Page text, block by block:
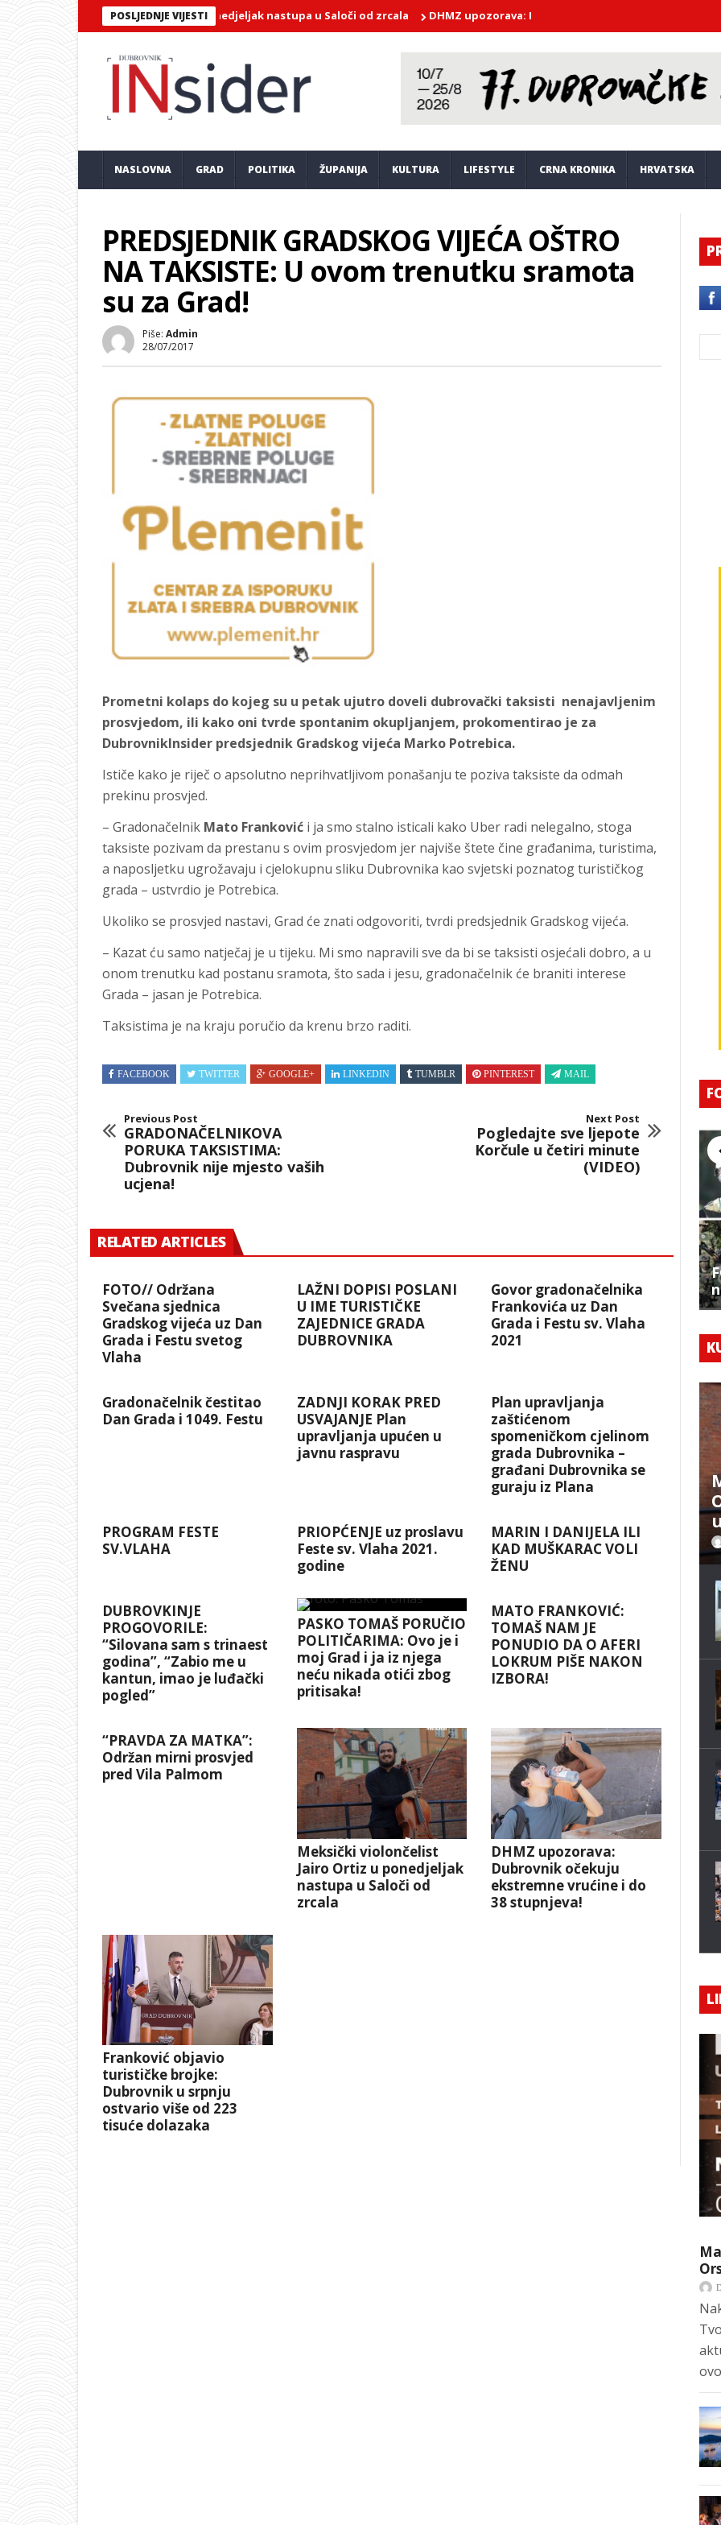
POSLJEDNJE VIJESTI
violončelist Jairo Ortiz u ponedjeljak nastupa u Saloči od zrcala DHMZ upozorava: Dubrovnik očekuju ekstremne vrućine i do
NASLOVNA GRAD POLITIKA ŽUPANIJA KULTURA LIFESTYLE CRNA KRONIKA HRVATSKA
PREDSJEDNIK GRADSKOG VIJEĆA OŠTRO
NA TAKSISTE: U ovom trenutku sramota
su za Grad!
Piše: Admin
28/07/2017
Prometni kolaps do kojeg su u petak ujutro doveli dubrovački taksisti nenajavljenim
prosvjedom, ili kako oni tvrde spontanim okupljanjem, prokomentirao je za
DubrovnikInsider predsjednik Gradskog vijeća Marko Potrebica.
Ističe kako je riječ o apsolutno neprihvatljivom ponašanju te poziva taksiste da odmah
prekinu prosvjed.
– Gradonačelnik Mato Franković i ja smo stalno isticali kako Uber radi nelegalno, stoga
taksiste pozivam da prestanu s ovim prosvjedom jer najviše štete čine građanima, turistima,
a naposljetku ugrožavaju i cjelokupnu sliku Dubrovnika kao svjetski poznatog turističkog
grada – ustvrdio je Potrebica.
Ukoliko se prosvjed nastavi, Grad će znati odgovoriti, tvrdi predsjednik Gradskog vijeća.
– Kazat ću samo natječaj je u tijeku. Mi smo napravili sve da bi se taksisti osjećali dobro, a u
onom trenutku kad postanu sramota, što sada i jesu, gradonačelnik će braniti interese
Grada – jasan je Potrebica.
Taksistima je na kraju poručio da krenu brzo raditi.
FACEBOOK TWITTER GOOGLE+ LINKEDIN TUMBLR PINTEREST MAIL
Previous Post
GRADONAČELNIKOVA
PORUKA TAKSISTIMA:
Dubrovnik nije mjesto vaših
ucjena!
Next Post
Pogledajte sve ljepote
Korčule u četiri minute
(VIDEO)
RELATED ARTICLES
FOTO// Održana
Svečana sjednica
Gradskog vijeća uz Dan
Grada i Festu svetog
Vlaha
LAŽNI DOPISI POSLANI
U IME TURISTIČKE
ZAJEDNICE GRADA
DUBROVNIKA
Govor gradonačelnika
Frankovića uz Dan
Grada i Festu sv. Vlaha
2021
Gradonačelnik čestitao
Dan Grada i 1049. Festu
ZADNJI KORAK PRED
USVAJANJE Plan
upravljanja upućen u
javnu raspravu
Plan upravljanja
zaštićenom
spomeničkom cjelinom
grada Dubrovnika –
građani Dubrovnika se
guraju iz Plana
PROGRAM FESTE
SV.VLAHA
PRIOPĆENJE uz proslavu
Feste sv. Vlaha 2021.
godine
MARIN I DANIJELA ILI
KAD MUŠKARAC VOLI
ŽENU
DUBROVKINJE
PROGOVORILE:
“Silovana sam s trinaest
godina”, “Zabio me u
kantun, imao je luđački
pogled”
PASKO TOMAŠ PORUČIO
POLITIČARIMA: Ovo je i
moj Grad i ja iz njega
neću nikada otići zbog
pritisaka!
MATO FRANKOVIĆ:
TOMAŠ NAM JE
PONUDIO DA O AFERI
LOKRUM PIŠE NAKON
IZBORA!
“PRAVDA ZA MATKA”:
Održan mirni prosvjed
pred Vila Palmom
Meksički violončelist
Jairo Ortiz u ponedjeljak
nastupa u Saloči od
zrcala
DHMZ upozorava:
Dubrovnik očekuju
ekstremne vrućine i do
38 stupnjeva!
Franković objavio
turističke brojke:
Dubrovnik u srpnju
ostvario više od 223
tisuće dolazaka